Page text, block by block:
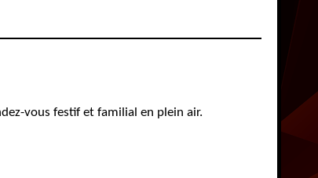
vous festif et familial en plein air.